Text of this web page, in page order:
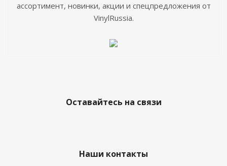
ассортимент, новинки, акции и спецпредложения от
VinylRussia.
Оставайтесь на связи
Наши контакты